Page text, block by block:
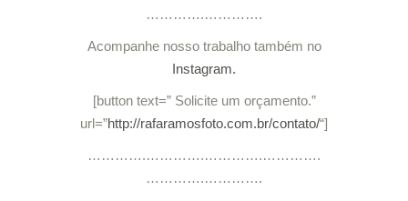
………….………….
Acompanhe nosso trabalho também no
Instagram.
[button text=” Solicite um orçamento.”
url=”http://rafaramosfoto.com.br/contato/“]
………….………….………….………….
………….………….